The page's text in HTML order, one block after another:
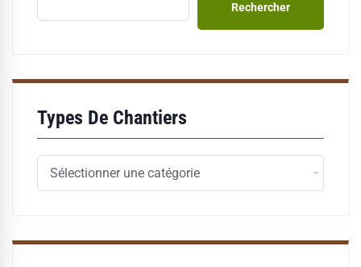
Rechercher
Types De Chantiers
Types